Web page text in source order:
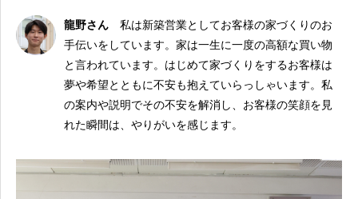
龍野さん 私は新築営業としてお客様の家づくりのお
手伝いをしています。家は一生に一度の高額な買い物
と言われています。はじめて家づくりをするお客様は
夢や希望とともに不安も抱えていらっしゃいます。私
の案内や説明でその不安を解消し、お客様の笑顔を見
れた瞬間は、やりがいを感じます。